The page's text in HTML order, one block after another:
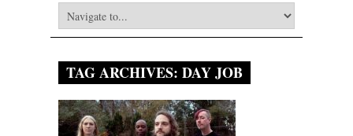
TAG ARCHIVES: DAY JOB